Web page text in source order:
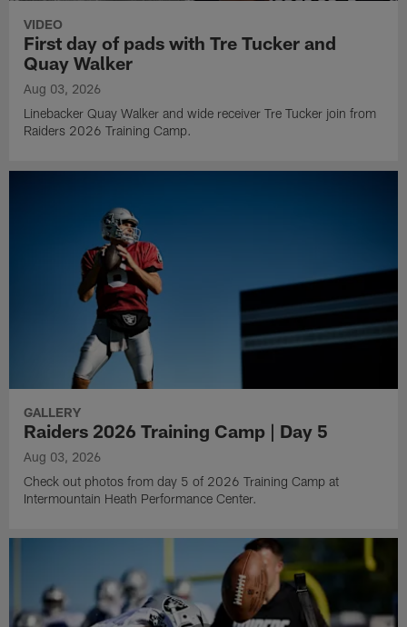
VIDEO
First day of pads with Tre Tucker and
Quay Walker
Aug 03, 2026
Linebacker Quay Walker and wide receiver Tre Tucker join from
Raiders 2026 Training Camp.
GALLERY
Raiders 2026 Training Camp | Day 5
Aug 03, 2026
Check out photos from day 5 of 2026 Training Camp at
Intermountain Heath Performance Center.